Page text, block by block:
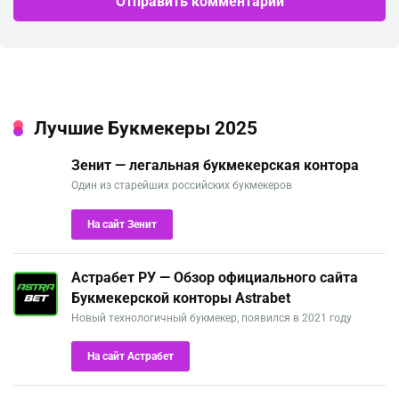
Лучшие Букмекеры 2025
Зенит — легальная букмекерская контора
Один из старейших российских букмекеров
На сайт Зенит
Астрабет РУ — Обзор официального сайта
Букмекерской конторы Astrabet
Новый технологичный букмекер, появился в 2021 году
На сайт Астрабет